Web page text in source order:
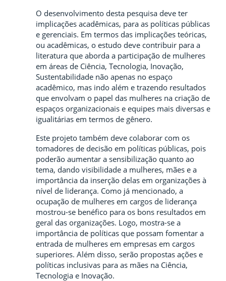
O desenvolvimento desta pesquisa deve ter
implicações acadêmicas, para as políticas públicas
e gerenciais. Em termos das implicações teóricas,
ou acadêmicas, o estudo deve contribuir para a
literatura que aborda a participação de mulheres
em áreas de Ciência, Tecnologia, Inovação,
Sustentabilidade não apenas no espaço
acadêmico, mas indo além e trazendo resultados
que envolvam o papel das mulheres na criação de
espaços organizacionais e equipes mais diversas e
igualitárias em termos de gênero.
Este projeto também deve colaborar com os
tomadores de decisão em políticas públicas, pois
poderão aumentar a sensibilização quanto ao
tema, dando visibilidade a mulheres, mães e a
importância da inserção delas em organizações à
nível de liderança. Como já mencionado, a
ocupação de mulheres em cargos de liderança
mostrou-se benéfico para os bons resultados em
geral das organizações. Logo, mostra-se a
importância de políticas que possam fomentar a
entrada de mulheres em empresas em cargos
superiores. Além disso, serão propostas ações e
políticas inclusivas para as mães na Ciência,
Tecnologia e Inovação.